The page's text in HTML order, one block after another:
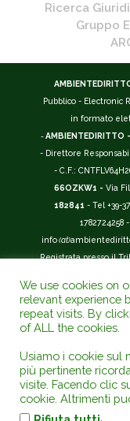
Ricerca
Gruppo
Pubblico - Electronic
in formato
-AMBIENTEDIRITTO
- Direttore
- C.F.:
66OZKW1 - Via
182841 - Tel +39-
1782724258
info(at)
Registrata presso il
La Rivista Giuridica
riconosciuta ed
Universitario e della
Ricerca (
);
Abilitazione Scientifica
We use cookies on
relevant experience
repeat visits. By
of ALL the cookies.
Usiamo i cookie sul
più pertinente
visite. Facendo clic
cookie. Altrimenti